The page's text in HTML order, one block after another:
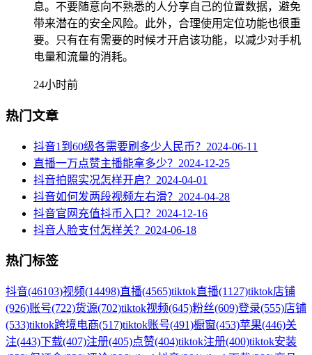
息。不要随意向不熟悉的人分享自己的位置数据，避免
带来潜在的安全风险。此外，合理使用定位功能也很重
要。只有在有需要的时候才开启该功能，以减少对手机
电量和流量的消耗。
24小时前
热门文章
抖音1到60级各需要刷多少人民币？ 2024-06-11
直播一万点赞主播能拿多少？ 2024-12-25
抖音拍照实况怎样开启？ 2024-04-01
抖音如何发两段视频左右滑？ 2024-04-28
抖音官网充值抖币入口？ 2024-12-16
抖音人脸支付怎样关？ 2024-06-18
热门标签
抖音(46103)视频(14498)直播(4565)tiktok直播(1127)tiktok店铺
(926)账号(722)货源(702)tiktok视频(645)粉丝(609)登录(555)店铺
(533)tiktok跨境电商(517)tiktok账号(491)橱窗(453)苹果(446)关
注(443)下载(407)注册(405)点赞(404)tiktok注册(400)tiktok安装